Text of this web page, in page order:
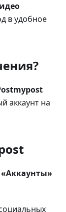
в удобное
аккаунт на
«Аккаунты»